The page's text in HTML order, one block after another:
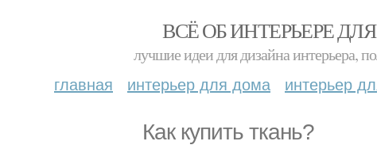
ВСЁ ОБ ИНТЕРЬЕРЕ
лучшие идеи для дизайна интерьера,
главная интерьер для дома интерьер
Как купить ткань?